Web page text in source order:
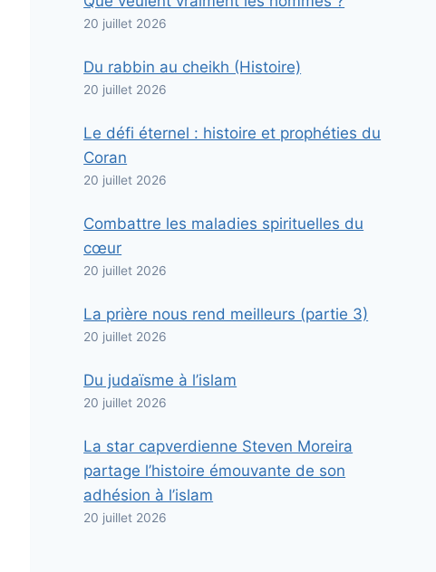
20 juillet 2026
Du rabbin au cheikh (Histoire)
20 juillet 2026
Le défi éternel : histoire et prophéties du
Coran
20 juillet 2026
Combattre les maladies spirituelles du
cœur
20 juillet 2026
La prière nous rend meilleurs (partie 3)
20 juillet 2026
Du judaïsme à l’islam
20 juillet 2026
La star capverdienne Steven Moreira
partage l’histoire émouvante de son
adhésion à l’islam
20 juillet 2026